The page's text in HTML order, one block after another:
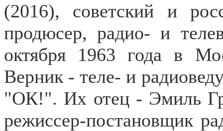
(2016), советский и
продюсер, радио- и
октября 1963 года в
Верник - теле- и
"ОК!". Их отец - Эмиль
режиссер-постановщик